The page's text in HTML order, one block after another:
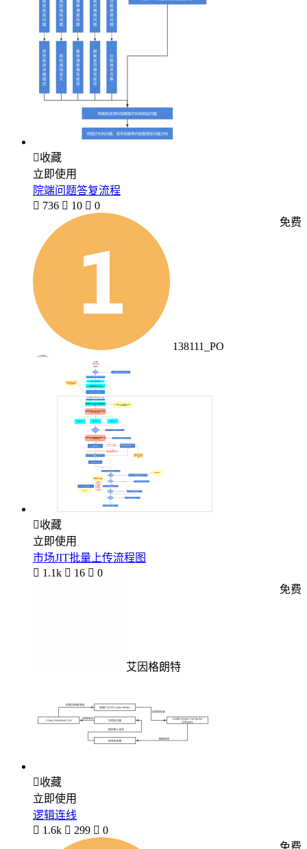
收藏
立即使用
院端问题答复流程
 736  10  0
138111_PO
免费
收藏
立即使用
市场JIT批量上传流程图
 1.1k  16  0
艾因格朗特
免费
收藏
立即使用
逻辑连线
 1.6k  299  0
免费